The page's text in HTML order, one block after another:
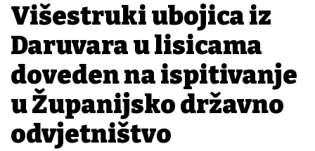
Višestruki ubojica iz
Daruvara u lisicama
doveden na ispitivanje
u Županijsko državno
odvjetništvo